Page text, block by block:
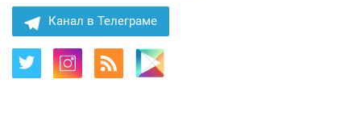
Канал в Телеграме